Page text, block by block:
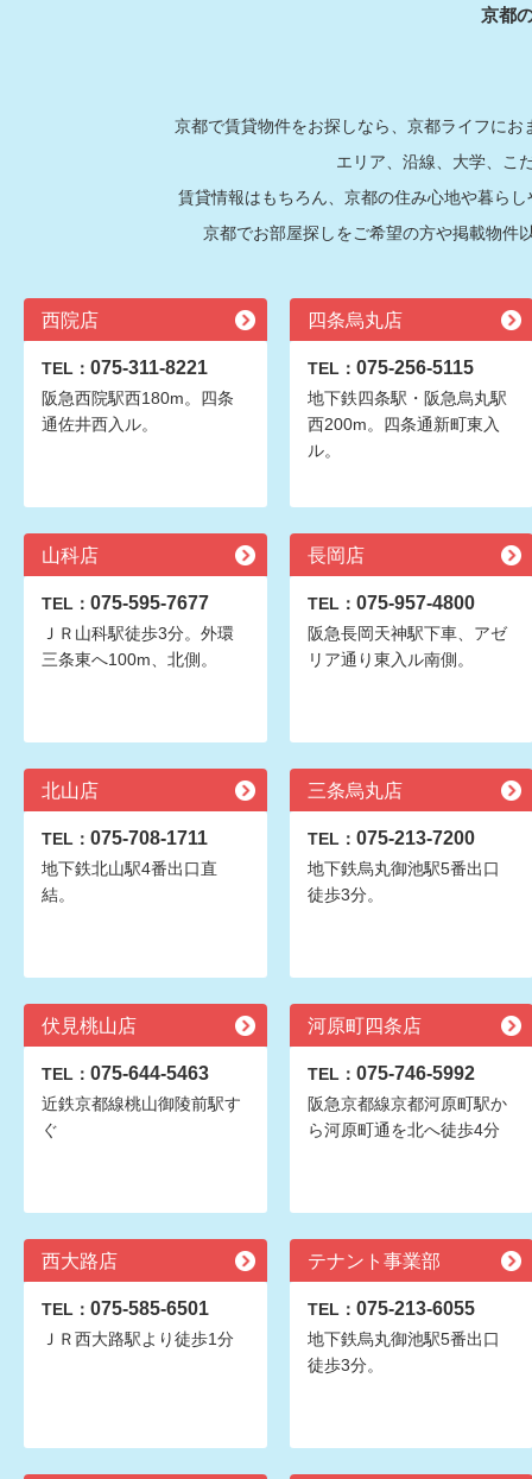
京都
京都で賃貸物件をお探しなら、京都ライフに
エリア、沿線、大学、こ
賃貸情報はもちろん、京都の住み心地や暮ら
京都でお部屋探しをご希望の方や掲載物件
西院店
TEL： 075-311-8221
阪急西院駅西180m。四条
通佐井西入ル。
四条烏丸店
TEL： 075-256-5115
地下鉄四条駅・阪急烏丸駅
西200m。四条通新町東入
ル。
山科店
TEL： 075-595-7677
ＪＲ山科駅徒歩3分。外環
三条東へ100m、北側。
長岡店
TEL： 075-957-4800
阪急長岡天神駅下車、アゼ
リア通り東入ル南側。
北山店
TEL： 075-708-1711
地下鉄北山駅4番出口直
結。
三条烏丸店
TEL： 075-213-7200
地下鉄烏丸御池駅5番出口
徒歩3分。
伏見桃山店
TEL： 075-644-5463
近鉄京都線桃山御陵前駅す
ぐ
河原町四条店
TEL： 075-746-5992
阪急京都線京都河原町駅か
ら河原町通を北へ徒歩4分
西大路店
TEL： 075-585-6501
ＪＲ西大路駅より徒歩1分
テナント事業部
TEL： 075-213-6055
地下鉄烏丸御池駅5番出口
徒歩3分。